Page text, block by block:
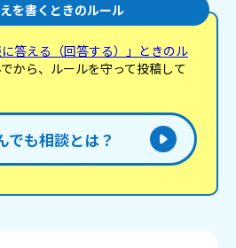
を書くときのルール
に答える（回答する）」ときのル
から、ルールを守って投稿して
でも相談とは？